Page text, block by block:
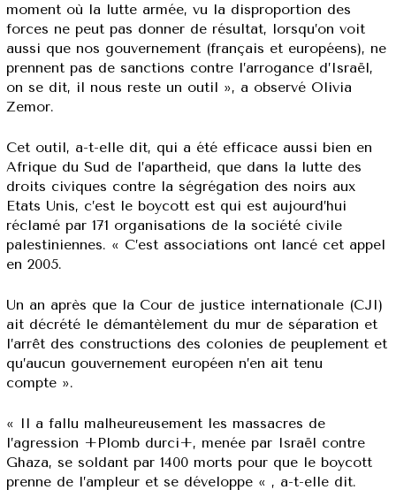
moment où la lutte armée, vu la disproportion des
forces ne peut pas donner de résultat, lorsqu’on voit
aussi que nos gouvernement (français et européens), ne
prennent pas de sanctions contre l’arrogance d’Israël,
on se dit, il nous reste un outil », a observé Olivia
Zemor.
Cet outil, a-t-elle dit, qui a été efficace aussi bien en
Afrique du Sud de l’apartheid, que dans la lutte des
droits civiques contre la ségrégation des noirs aux
Etats Unis, c’est le boycott est qui est aujourd’hui
réclamé par 171 organisations de la société civile
palestiniennes. « C’est associations ont lancé cet appel
en 2005.
Un an après que la Cour de justice internationale (CJI)
ait décrété le démantèlement du mur de séparation et
l’arrêt des constructions des colonies de peuplement et
qu’aucun gouvernement européen n’en ait tenu
compte ».
« Il a fallu malheureusement les massacres de
l’agression +Plomb durci+, menée par Israël contre
Ghaza, se soldant par 1400 morts pour que le boycott
prenne de l’ampleur et se développe « , a-t-elle dit.